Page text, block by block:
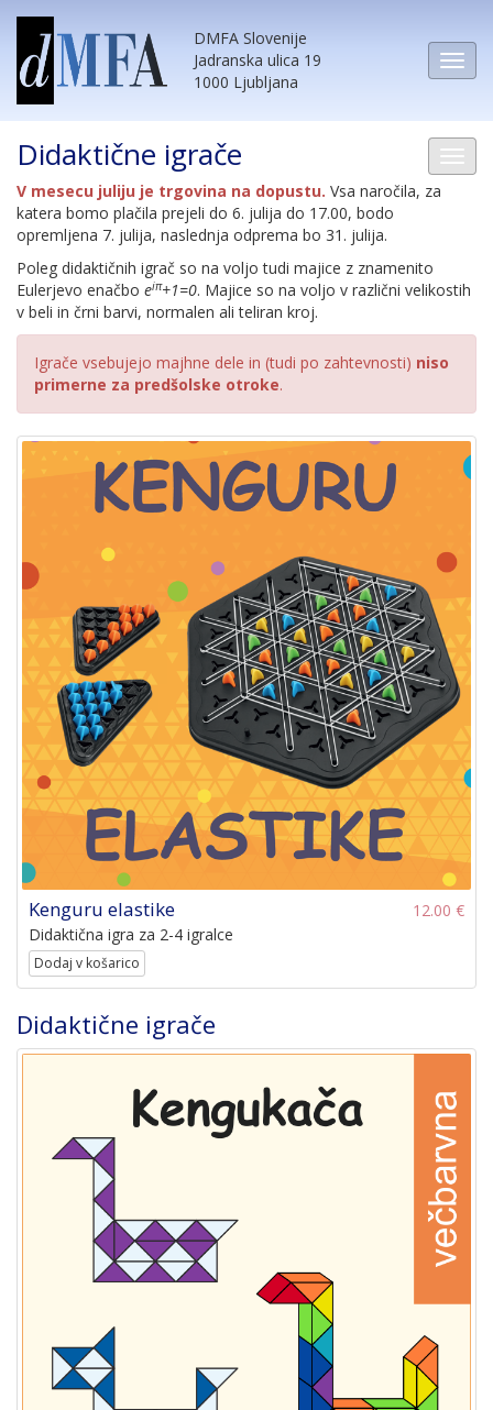
DMFA Slovenije
Jadranska ulica 19
1000 Ljubljana
Didaktične igrače
V mesecu juliju je trgovina na dopustu. Vsa naročila, za
katera bomo plačila prejeli do 6. julija do 17.00, bodo
opremljena 7. julija, naslednja odprema bo 31. julija.
Poleg didaktičnih igrač so na voljo tudi majice z znamenito
Eulerjevo enačbo eiπ+1=0. Majice so na voljo v različni velikostih
v beli in črni barvi, normalen ali teliran kroj.
Igrače vsebujejo majhne dele in (tudi po zahtevnosti) niso
primerne za predšolske otroke.
Kenguru elastike
12.00 €
Didaktična igra za 2-4 igralce
Dodaj v košarico
Didaktične igrače